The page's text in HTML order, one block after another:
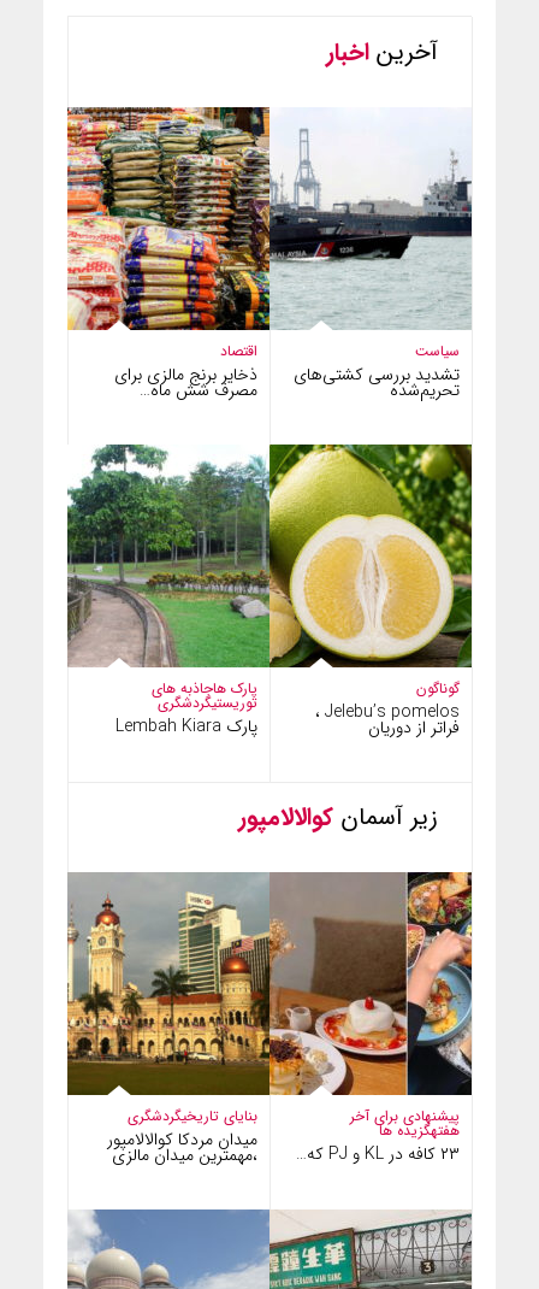
آخریناخبار
اقتصاد
ذخایر برنج مالزی برای
مصرف شش ماه…
سیاست
تشدید بررسی کشتی‌های
تحریم‌شده
پارک هاجاذبه های
توریستیگردشگری
پارک Lembah Kiara
گوناگون
Jelebu’s pomelos ،
فراتر از دوریان
زیر آسمان کوالالامپور
بنایای تاریخیگردشگری
میدان مردکا کوالالامپور
،مهمترین میدان مالزی
پیشنهادی برای آخر
هفتهگزیده ها
۲۳ کافه در KL و PJ که…